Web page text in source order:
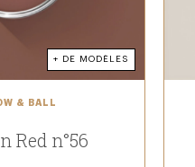
+ DE MODÈLES
& BALL
Red n°56